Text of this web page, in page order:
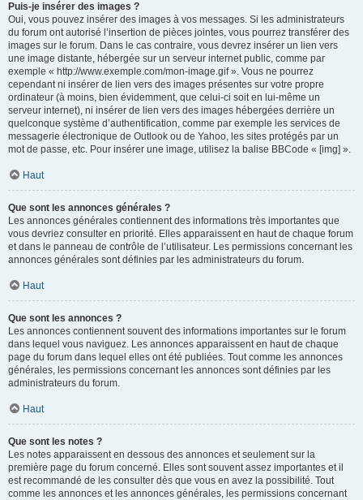
Puis-je insérer des images ?
Oui, vous pouvez insérer des images à vos messages. Si les administrateurs
du forum ont autorisé l’insertion de pièces jointes, vous pourrez transférer des
images sur le forum. Dans le cas contraire, vous devrez insérer un lien vers
une image distante, hébergée sur un serveur internet public, comme par
exemple « http://www.exemple.com/mon-image.gif ». Vous ne pourrez
cependant ni insérer de lien vers des images présentes sur votre propre
ordinateur (à moins, bien évidemment, que celui-ci soit en lui-même un
serveur internet), ni insérer de lien vers des images hébergées derrière un
quelconque système d’authentification, comme par exemple les services de
messagerie électronique de Outlook ou de Yahoo, les sites protégés par un
mot de passe, etc. Pour insérer une image, utilisez la balise BBCode « [img] ».
Haut
Que sont les annonces générales ?
Les annonces générales contiennent des informations très importantes que
vous devriez consulter en priorité. Elles apparaissent en haut de chaque forum
et dans le panneau de contrôle de l’utilisateur. Les permissions concernant les
annonces générales sont définies par les administrateurs du forum.
Haut
Que sont les annonces ?
Les annonces contiennent souvent des informations importantes sur le forum
dans lequel vous naviguez. Les annonces apparaissent en haut de chaque
page du forum dans lequel elles ont été publiées. Tout comme les annonces
générales, les permissions concernant les annonces sont définies par les
administrateurs du forum.
Haut
Que sont les notes ?
Les notes apparaissent en dessous des annonces et seulement sur la
première page du forum concerné. Elles sont souvent assez importantes et il
est recommandé de les consulter dès que vous en avez la possibilité. Tout
comme les annonces et les annonces générales, les permissions concernant